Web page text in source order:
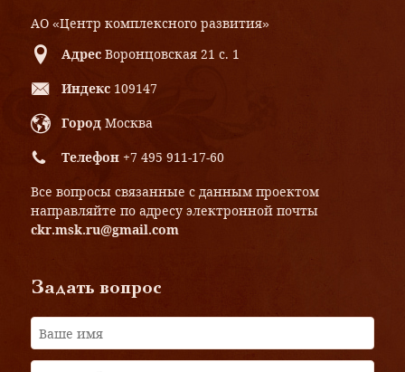
АО «Центр комплексного развития»
Адрес Воронцовская 21 с. 1
Индекс 109147
Город Москва
Телефон +7 495 911-17-60
Все вопросы связанные с данным проектом
направляйте по адресу электронной почты
ckr.msk.ru@gmail.com
Задать вопрос